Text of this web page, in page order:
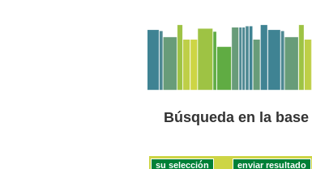
Búsqueda en la